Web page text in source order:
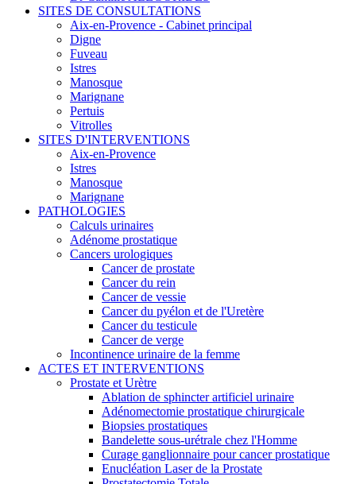
SITES DE CONSULTATIONS
Aix-en-Provence - Cabinet principal
Digne
Fuveau
Istres
Manosque
Marignane
Pertuis
Vitrolles
SITES D'INTERVENTIONS
Aix-en-Provence
Istres
Manosque
Marignane
PATHOLOGIES
Calculs urinaires
Adénome prostatique
Cancers urologiques
Cancer de prostate
Cancer du rein
Cancer de vessie
Cancer du pyélon et de l'Uretère
Cancer du testicule
Cancer de verge
Incontinence urinaire de la femme
ACTES ET INTERVENTIONS
Prostate et Urètre
Ablation de sphincter artificiel urinaire
Adénomectomie prostatique chirurgicale
Biopsies prostatiques
Bandelette sous-urétrale chez l'Homme
Curage ganglionnaire pour cancer prostatique
Enucléation Laser de la Prostate